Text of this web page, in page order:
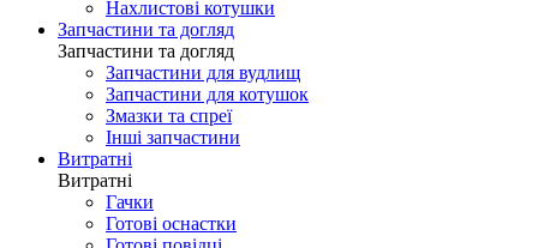
Нахлистові котушки
Запчастини та догляд
Запчастини та догляд
Запчастини для вудлищ
Запчастини для котушок
Змазки та спреї
Інші запчастини
Витратні
Витратні
Гачки
Готові оснастки